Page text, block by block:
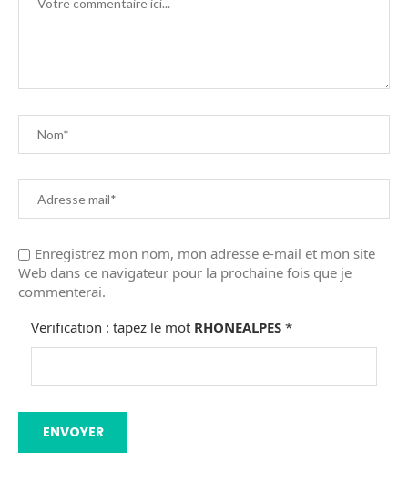
Enregistrez mon nom, mon adresse e-mail et mon site
Web dans ce navigateur pour la prochaine fois que je
commenterai.
Verification : tapez le mot RHONEALPES *